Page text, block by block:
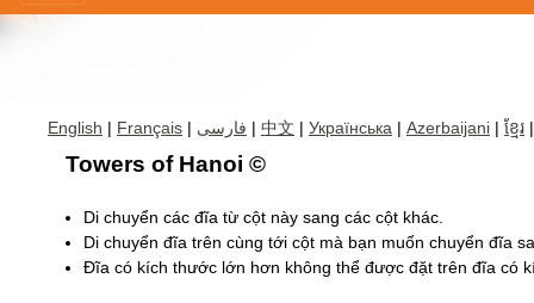
English | Français | فارسی | 中文 | Українська | Azerbaijani | ខ្មែរ
Towers of Hanoi ©
Di chuyển các đĩa từ cột này sang các cột khác.
Di chuyển đĩa trên cùng tới cột mà bạn muốn chuyển đĩa
Đĩa có kích thước lớn hơn không thể được đặt trên đĩa có